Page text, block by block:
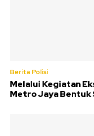
Berita Polisi
Melalui Kegiatan
Metro Jaya Bentuk